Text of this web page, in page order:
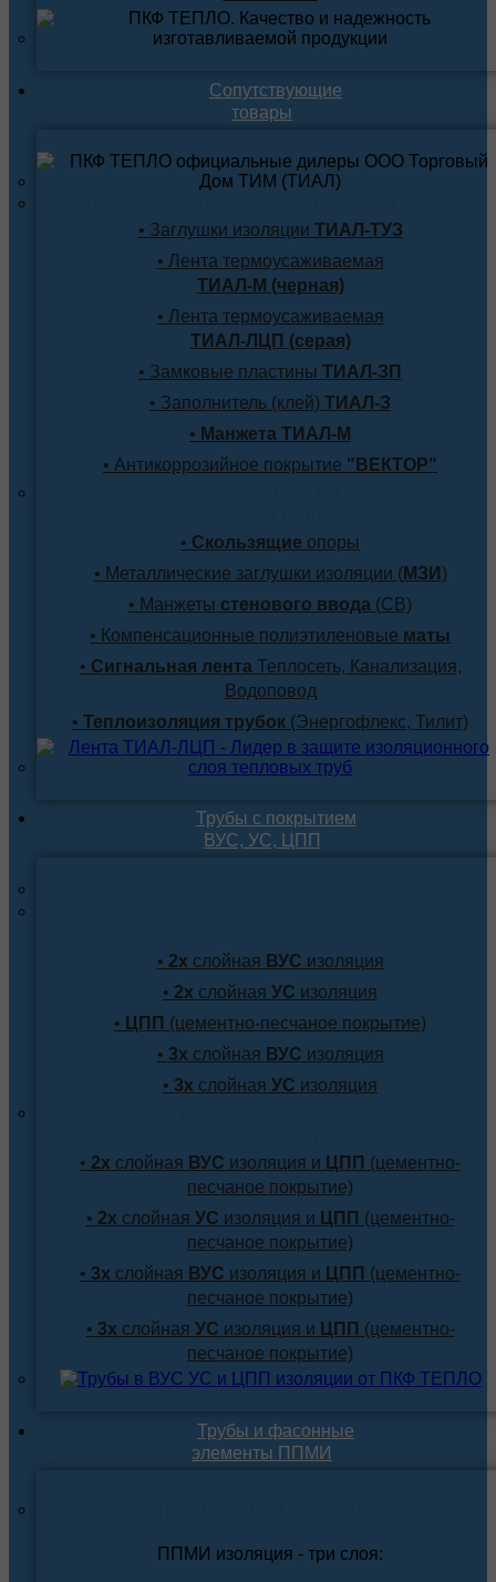
Сопутствующие
товары
• Заглушки изоляции ТИАЛ-ТУЗ
• Лента термоусаживаемая
ТИАЛ-М (черная)
• Лента термоусаживаемая
ТИАЛ-ЛЦП (серая)
• Замковые пластины ТИАЛ-ЗП
• Заполнитель (клей) ТИАЛ-З
• Манжета ТИАЛ-М
• Антикоррозийное покрытие "ВЕКТОР"
• Скользящие опоры
• Металлические заглушки изоляции (МЗИ )
• Манжеты стенового ввода (СВ)
• Компенсационные полиэтиленовые маты
• Сигнальная лентаТеплосеть, Канализация,
Водоповод
• Теплоизоляция трубок (Энергофлекс, Тилит)
Трубы с покрытием
ВУС, УС, ЦПП
• 2х слойная ВУС изоляция
• 2х слойная УС изоляция
• ЦПП (цементно-песчаное покрытие)
• 3х слойная ВУС изоляция
• 3х слойная УС изоляция
• 2х слойная ВУС изоляция и ЦПП (цементно-
песчаное покрытие)
• 2х слойная УС изоляция и ЦПП (цементно-
песчаное покрытие)
• 3х слойная ВУС изоляция и ЦПП (цементно-
песчаное покрытие)
• 3х слойная УС изоляция и ЦПП (цементно-
песчаное покрытие)
Трубы и фасонные
элементы ППМИ
ППМИ изоляция - три слоя: